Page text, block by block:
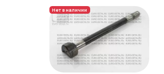
Нет в наличии